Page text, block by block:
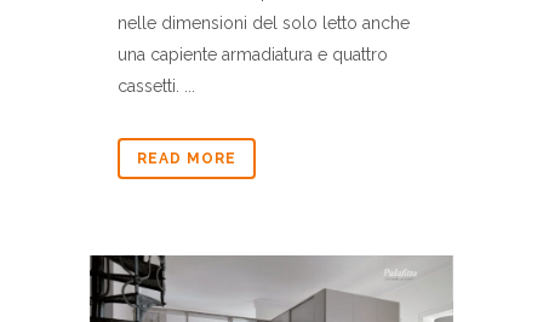
nelle dimensioni del solo letto anche
una capiente armadiatura e quattro
cassetti. ...
READ MORE